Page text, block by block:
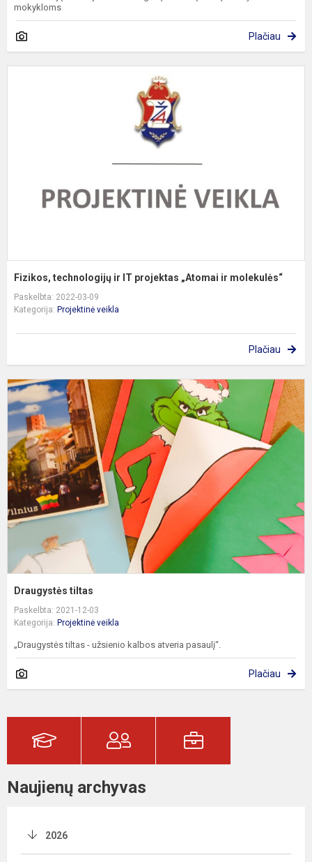
mokykloms
Plačiau
Fizikos, technologijų ir IT projektas „Atomai ir molekulės“
Paskelbta: 2022-03-09
Kategorija: Projektinė veikla
Plačiau
Draugystės tiltas
Paskelbta: 2021-12-03
Kategorija: Projektinė veikla
„Draugystės tiltas - užsienio kalbos atveria pasaulį“.
Plačiau
Naujienų archyvas
2026